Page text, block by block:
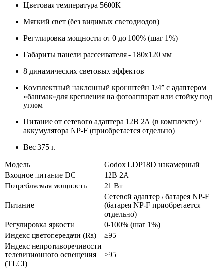
Цветовая температура 5600К
Мягкий свет (без видимых светодиодов)
Регулировка мощности от 0 до 100% (шаг 1%)
Габариты панели рассеивателя - 180х120 мм
8 динамических световых эффектов
Комплектный наклонный кронштейн 1/4” с адаптером
«башмак»для крепления на фотоаппарат или стойку под
углом
Питание от сетевого адаптера 12В 2А (в комплекте) /
аккумулятора NP-F (приобретается отдельно)
Вес 375 г.
Модель
Godox LDP18D накамерный
Входное питание DC
12В 2А
Потребляемая мощность
21 Вт
Питание
Сетевой адаптер / батарея NP-F
(батарея NP-F приобретается
отдельно)
Регулировка яркости
0-100% (шаг 1%)
Индекс цветопередачи (Ra)
≥95
Индекс непротиворечивости
телевизионного освещения
(TLCI)
≥95